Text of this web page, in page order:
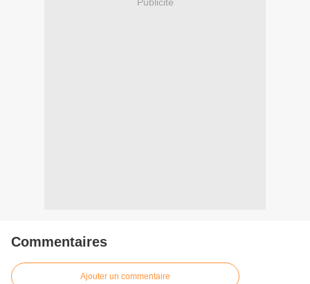
Commentaires
Ajouter un commentaire